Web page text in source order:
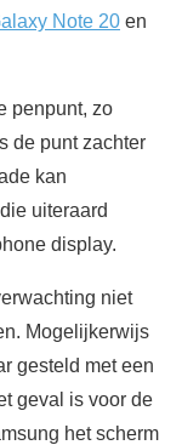
Note 20 en
penpunt, zo
de punt zachter
kan
uiteraard
display.
niet
Mogelijkerwijs
gesteld met een
geval is voor de
het scherm